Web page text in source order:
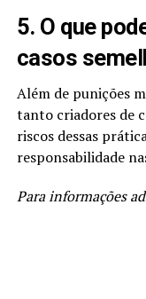
5. O que
casos
Além de punições
tanto criadores de
riscos dessas
responsabilidade
Para informações